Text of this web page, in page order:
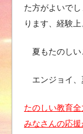
た方がよいで
ります、経験
夏もたのしい
エンジョイ、
たのしい教育
みなさんの応援